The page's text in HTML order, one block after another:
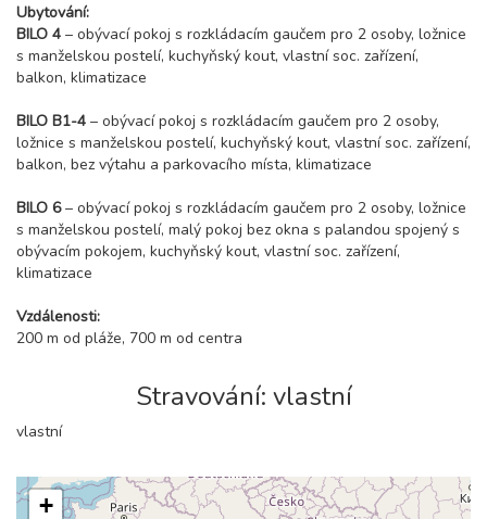
Ubytování:
BILO 4 – obývací pokoj s rozkládacím gaučem pro 2 osoby, ložnice
s manželskou postelí, kuchyňský kout, vlastní soc. zařízení,
balkon, klimatizace
BILO B1-4 – obývací pokoj s rozkládacím gaučem pro 2 osoby,
ložnice s manželskou postelí, kuchyňský kout, vlastní soc. zařízení,
balkon, bez výtahu a parkovacího místa, klimatizace
BILO 6– obývací pokoj s rozkládacím gaučem pro 2 osoby, ložnice
s manželskou postelí, malý pokoj bez okna s palandou spojený s
obývacím pokojem, kuchyňský kout, vlastní soc. zařízení,
klimatizace
Vzdálenosti:
200 m od pláže, 700 m od centra
Stravování: vlastní
vlastní
+